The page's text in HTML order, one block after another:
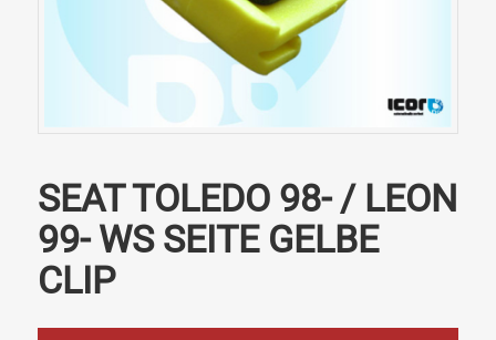
SEAT TOLEDO 98- / LEON
99- WS SEITE GELBE
CLIP